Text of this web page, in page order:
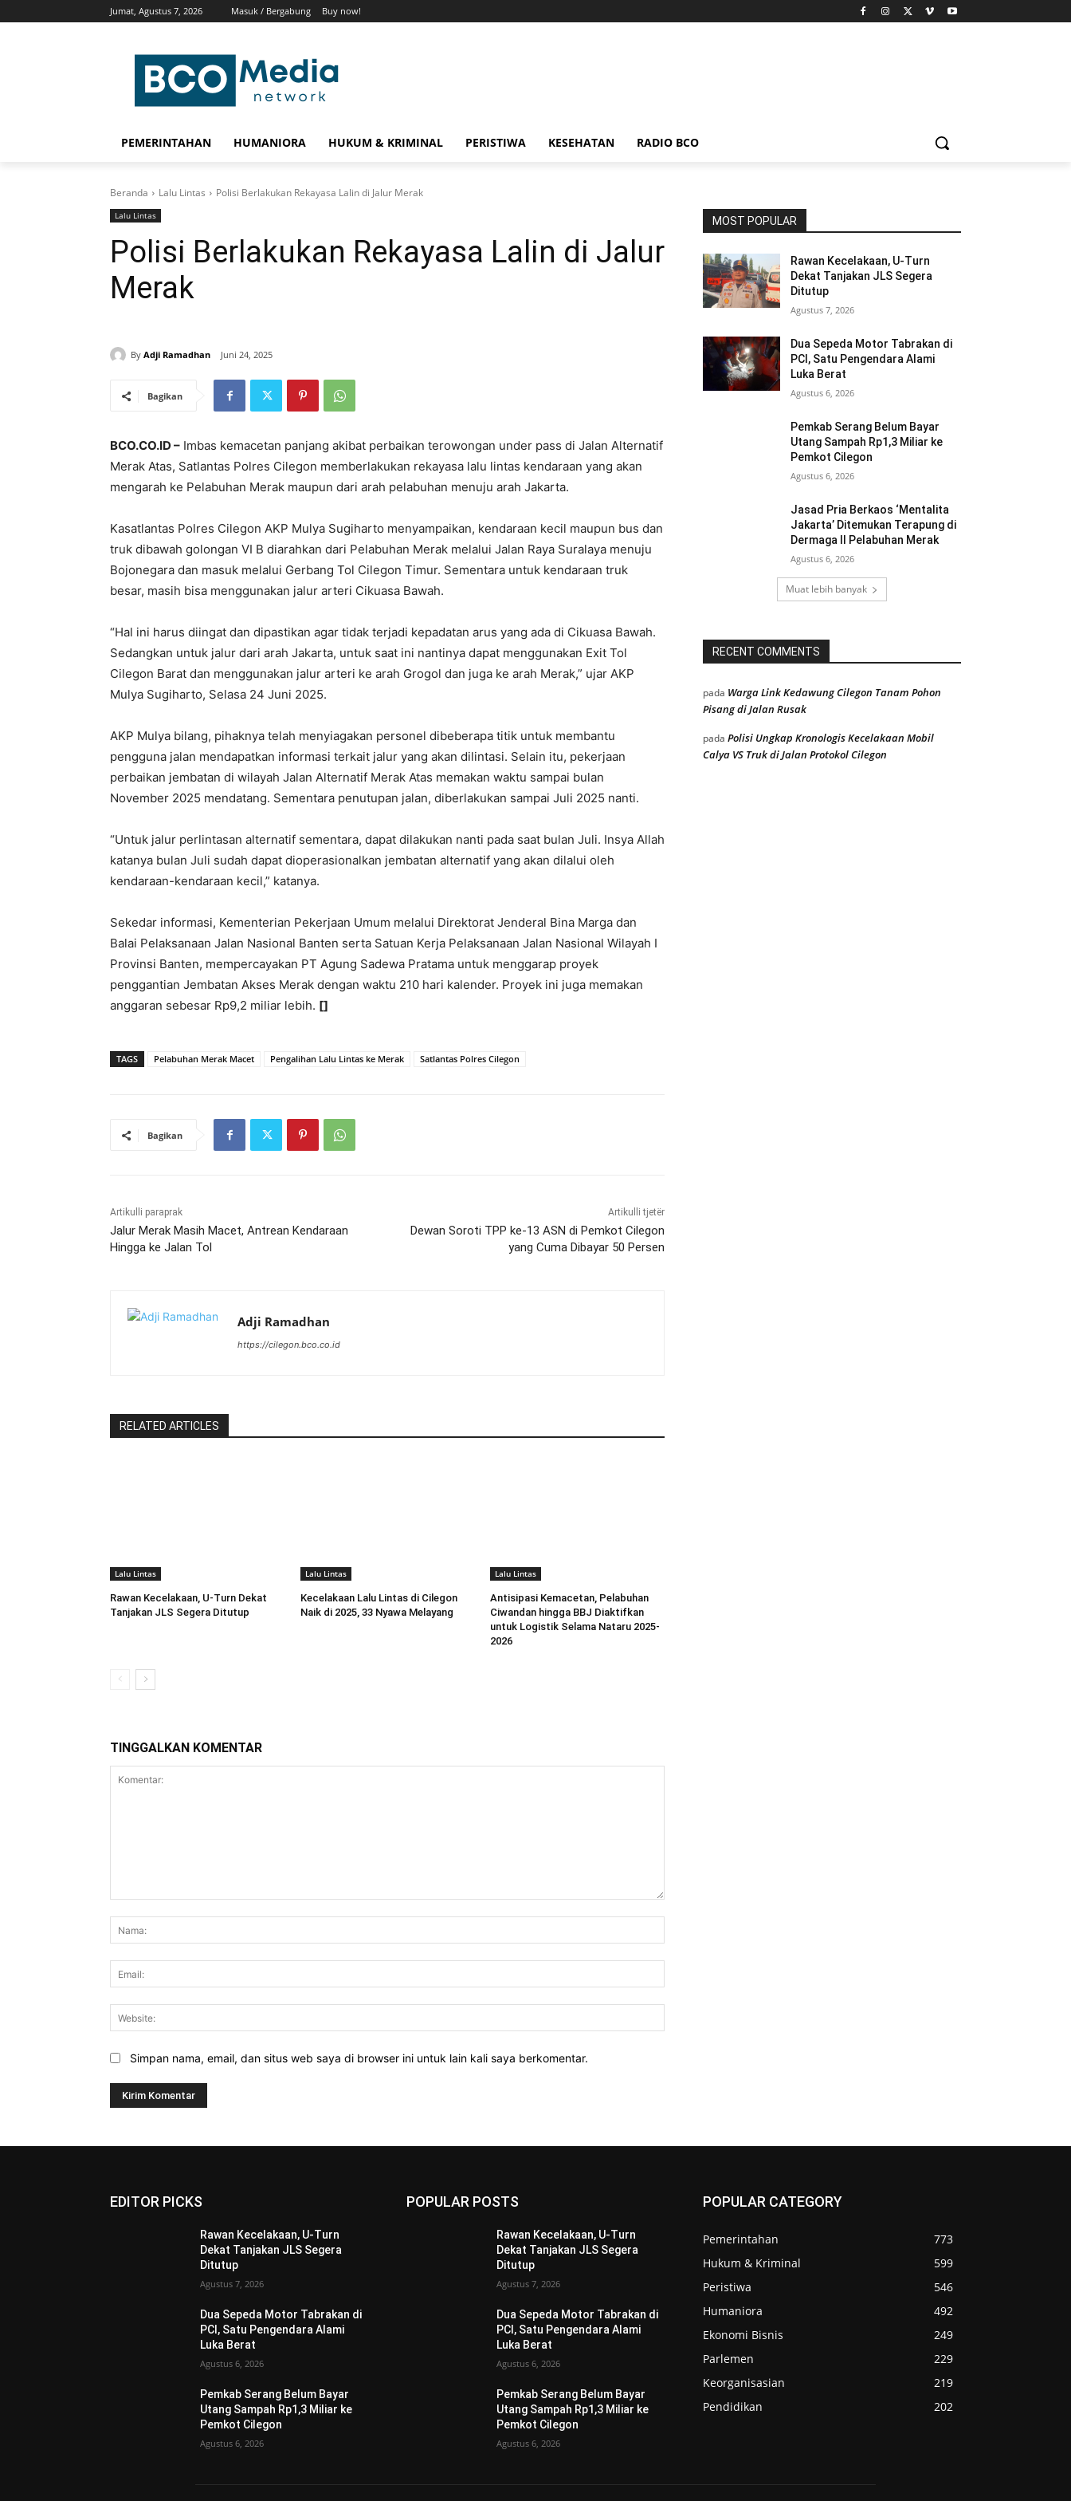
Jumat, Agustus 7, 2026 Masuk / Bergabung Buy now!
PEMERINTAHAN HUMANIORA HUKUM & KRIMINAL PERISTIWA KESEHATAN RADIO BCO
Beranda Lalu Lintas Polisi Berlakukan Rekayasa Lalin di Jalur Merak
Lalu Lintas
Polisi Berlakukan Rekayasa Lalin di Jalur
Merak
By Adji Ramadhan Juni 24, 2025
Bagikan
BCO.CO.ID – Imbas kemacetan panjang akibat perbaikan terowongan under pass di Jalan Alternatif
Merak Atas, Satlantas Polres Cilegon memberlakukan rekayasa lalu lintas kendaraan yang akan
mengarah ke Pelabuhan Merak maupun dari arah pelabuhan menuju arah Jakarta.
Kasatlantas Polres Cilegon AKP Mulya Sugiharto menyampaikan, kendaraan kecil maupun bus dan
truk dibawah golongan VI B diarahkan dari Pelabuhan Merak melalui Jalan Raya Suralaya menuju
Bojonegara dan masuk melalui Gerbang Tol Cilegon Timur. Sementara untuk kendaraan truk
besar, masih bisa menggunakan jalur arteri Cikuasa Bawah.
“Hal ini harus diingat dan dipastikan agar tidak terjadi kepadatan arus yang ada di Cikuasa Bawah.
Sedangkan untuk jalur dari arah Jakarta, untuk saat ini nantinya dapat menggunakan Exit Tol
Cilegon Barat dan menggunakan jalur arteri ke arah Grogol dan juga ke arah Merak,” ujar AKP
Mulya Sugiharto, Selasa 24 Juni 2025.
AKP Mulya bilang, pihaknya telah menyiagakan personel dibeberapa titik untuk membantu
pengguna jalan mendapatkan informasi terkait jalur yang akan dilintasi. Selain itu, pekerjaan
perbaikan jembatan di wilayah Jalan Alternatif Merak Atas memakan waktu sampai bulan
November 2025 mendatang. Sementara penutupan jalan, diberlakukan sampai Juli 2025 nanti.
“Untuk jalur perlintasan alternatif sementara, dapat dilakukan nanti pada saat bulan Juli. Insya Allah
katanya bulan Juli sudah dapat dioperasionalkan jembatan alternatif yang akan dilalui oleh
kendaraan-kendaraan kecil,” katanya.
Sekedar informasi, Kementerian Pekerjaan Umum melalui Direktorat Jenderal Bina Marga dan
Balai Pelaksanaan Jalan Nasional Banten serta Satuan Kerja Pelaksanaan Jalan Nasional Wilayah I
Provinsi Banten, mempercayakan PT Agung Sadewa Pratama untuk menggarap proyek
penggantian Jembatan Akses Merak dengan waktu 210 hari kalender. Proyek ini juga memakan
anggaran sebesar Rp9,2 miliar lebih. []
TAGS Pelabuhan Merak Macet Pengalihan Lalu Lintas ke Merak Satlantas Polres Cilegon
Bagikan
Artikulli paraprak
Jalur Merak Masih Macet, Antrean Kendaraan
Hingga ke Jalan Tol
Artikulli tjetër
Dewan Soroti TPP ke-13 ASN di Pemkot Cilegon
yang Cuma Dibayar 50 Persen
Adji Ramadhan
https://cilegon.bco.co.id
RELATED ARTICLES
Lalu Lintas
Rawan Kecelakaan, U-Turn Dekat
Tanjakan JLS Segera Ditutup
Lalu Lintas
Kecelakaan Lalu Lintas di Cilegon
Naik di 2025, 33 Nyawa Melayang
Lalu Lintas
Antisipasi Kemacetan, Pelabuhan
Ciwandan hingga BBJ Diaktifkan
untuk Logistik Selama Nataru 2025-
2026
TINGGALKAN KOMENTAR
Simpan nama, email, dan situs web saya di browser ini untuk lain kali saya berkomentar.
MOST POPULAR
Rawan Kecelakaan, U-Turn
Dekat Tanjakan JLS Segera
Ditutup
Agustus 7, 2026
Dua Sepeda Motor Tabrakan di
PCI, Satu Pengendara Alami
Luka Berat
Agustus 6, 2026
Pemkab Serang Belum Bayar
Utang Sampah Rp1,3 Miliar ke
Pemkot Cilegon
Agustus 6, 2026
Jasad Pria Berkaos ‘Mentalita
Jakarta’ Ditemukan Terapung di
Dermaga II Pelabuhan Merak
Agustus 6, 2026
Muat lebih banyak
RECENT COMMENTS
pada Warga Link Kedawung Cilegon Tanam Pohon
Pisang di Jalan Rusak
pada Polisi Ungkap Kronologis Kecelakaan Mobil
Calya VS Truk di Jalan Protokol Cilegon
EDITOR PICKS
Rawan Kecelakaan, U-Turn
Dekat Tanjakan JLS Segera
Ditutup
Agustus 7, 2026
Dua Sepeda Motor Tabrakan di
PCI, Satu Pengendara Alami
Luka Berat
Agustus 6, 2026
Pemkab Serang Belum Bayar
Utang Sampah Rp1,3 Miliar ke
Pemkot Cilegon
Agustus 6, 2026
POPULAR POSTS
Rawan Kecelakaan, U-Turn
Dekat Tanjakan JLS Segera
Ditutup
Agustus 7, 2026
Dua Sepeda Motor Tabrakan di
PCI, Satu Pengendara Alami
Luka Berat
Agustus 6, 2026
Pemkab Serang Belum Bayar
Utang Sampah Rp1,3 Miliar ke
Pemkot Cilegon
Agustus 6, 2026
POPULAR CATEGORY
Pemerintahan
773
Hukum & Kriminal
599
Peristiwa
546
Humaniora
492
Ekonomi Bisnis
249
Parlemen
229
Keorganisasian
219
Pendidikan
202